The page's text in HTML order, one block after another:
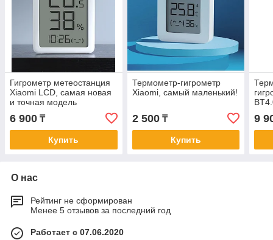
Гигрометр метеостанция
Xiaomi LCD, самая новая
и точная модель
6 900 ₸
Купить
Термометр-гигрометр
Xiaomi, самый маленький!
2 500₸
Купить
9
О нас
Рейтинг не сформирован
Менее 5 отзывов за последний год
Работает с 07.06.2020